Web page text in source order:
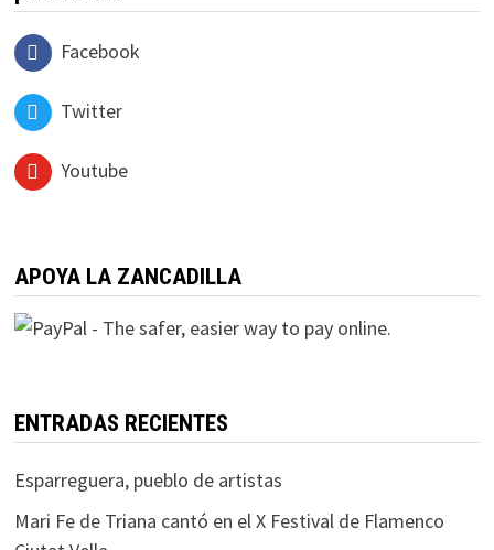
Facebook
Twitter
Youtube
APOYA LA ZANCADILLA
ENTRADAS RECIENTES
Esparreguera, pueblo de artistas
Mari Fe de Triana cantó en el X Festival de Flamenco